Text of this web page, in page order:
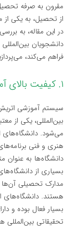
مقرون به صرفه
از تحصیل، به یکی
در این مقاله، به
دانشجویان
فراهم می‌کند،
۱. کیفیت بالای آموزش و سیستم دانشگاهی معتبر
سیستم آموزشی
بین‌المللی، یکی از
می‌شود. دانشگاه‌های
هنری و فنی
دانشگاه‌ها به
بسیاری از
مدارک تحصیلی آن‌ها
هستند. دانشگاه‌های
بسیار فعال بوده و
تحقیقاتی بین‌المللی